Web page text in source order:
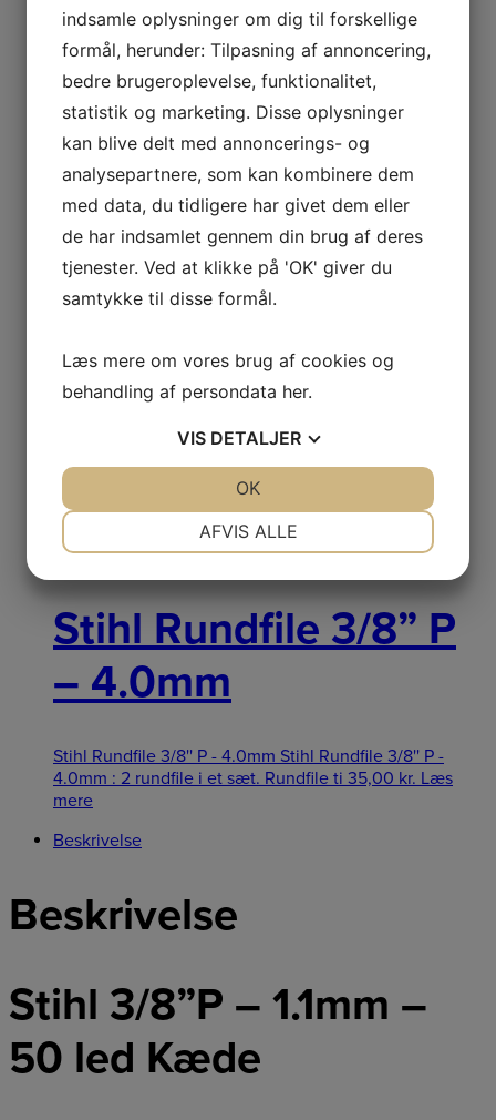
Netpris
Filestøtte L700
Filestøtte L700 Filestøtte L700 er en kraftig og robust
filestøtte. Let indslåning i træ og let fik219,00
mere
Netpris
Fladfil
Fladfil til filning af spidstandede trakantknive og til
savkædens ryttere. Levereres i praktisk etui39,00
Stihl Rundfile 3/8” P
– 4.0mm
Stihl Rundfile 3/8'' P - 4.0mm Stihl Rundfile 3/8'' P -
4.0mm : 2 rundfile i et sæt. Rundfile ti 35,00 kr. Læs
mere
Beskrivelse
Beskrivelse
Stihl 3/8”P – 1.1mm –
50 led Kæde
indsamle oplysninger om dig til forskellige
formål, herunder: Tilpasning af annoncering,
bedre brugeroplevelse, funktionalitet,
statistik og marketing. Disse oplysninger
kan blive delt med annoncerings- og
analysepartnere, som kan kombinere dem
med data, du tidligere har givet dem eller
de har indsamlet gennem din brug af deres
tjenester. Ved at klikke på 'OK' giver du
samtykke til disse formål.
Læs mere om vores brug af cookies og
behandling af persondata her.
VIS DETALJER
AFVIS ALLE
OK